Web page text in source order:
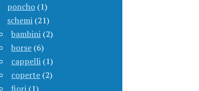
poncho (1)
schemi (21)
bambini (2)
borse (6)
cappelli (1)
coperte (2)
fiori (1)